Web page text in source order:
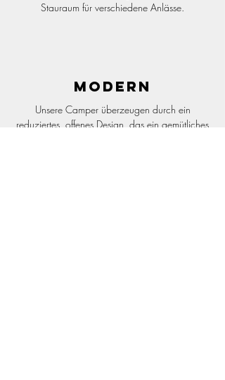
Stauraum für verschiedene Anlässe.
Modern
Unsere Camper überzeugen durch ein
reduziertes, offenes Design, das ein gemütliches